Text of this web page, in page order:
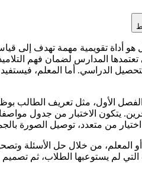
أداة تقويمية مهمة تهدف إلى
المدارس لضمان فهم
الدراسي. أما المعلم،
الأول، مثل تعريف الطالب
يتكون الاختبار من جدول
من متعدد، توصيل الصورة
المعلم، من خلال حل الأسئلة
لم يستوعبها الطلاب، ثم تصميم